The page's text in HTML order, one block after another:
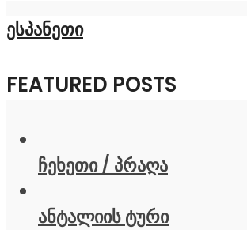
ესპანეთი
FEATURED POSTS
ჩეხეთი / პრაღა
ანტალიის ტური